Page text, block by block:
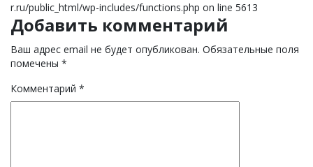
r.ru/public_html/wp-includes/functions.php on line 5613
Добавить комментарий
Ваш адрес email не будет опубликован. Обязательные поля
помечены *
Комментарий *